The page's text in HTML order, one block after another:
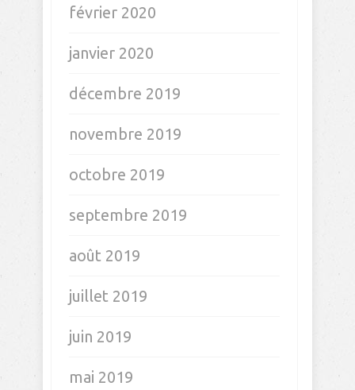
février 2020
janvier 2020
décembre 2019
novembre 2019
octobre 2019
septembre 2019
août 2019
juillet 2019
juin 2019
mai 2019